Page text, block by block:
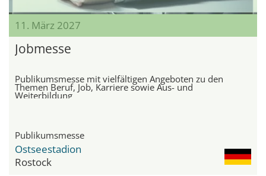
11. März 2027
Jobmesse
Publikumsmesse mit vielfältigen Angeboten zu den
Themen Beruf, Job, Karriere sowie Aus- und
Weiterbildung
Publikumsmesse
Ostseestadion
Rostock